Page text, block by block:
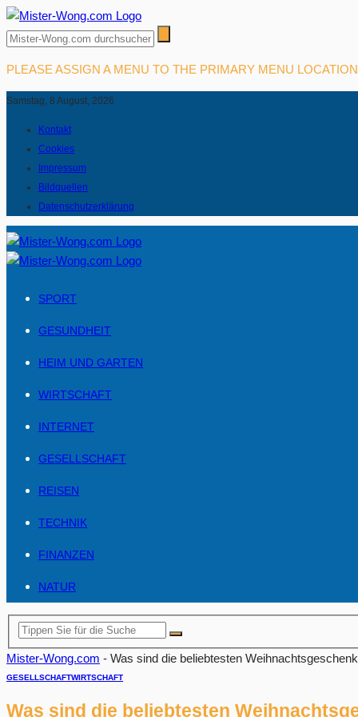
PLEASE ASSIGN A MENU TO THE PRIMARY MENU
Samstag, 8 August, 2026
Kontakt
Cookies
Impressum
Bildquellen
Datenschutzerklärung
SPORT
GESUNDHEIT
HEIM UND GARTEN
WIRTSCHAFT
INTERNET
GESELLSCHAFT
REISEN
TECHNIK
FINANZEN
NATUR
Mister-Wong.com - Was sind die beliebtesten
GESELLSCHAFTWIRTSCHAFT
Was sind die beliebtesten